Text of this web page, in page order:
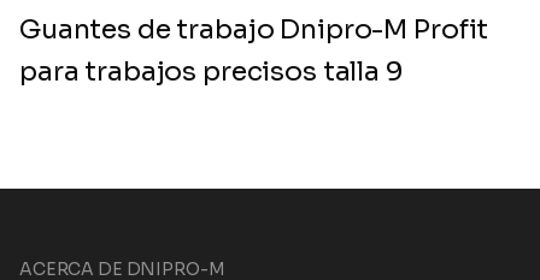
Guantes de trabajo Dnipro-M Profit
para trabajos precisos talla 9
ACERCA DE DNIPRO-M